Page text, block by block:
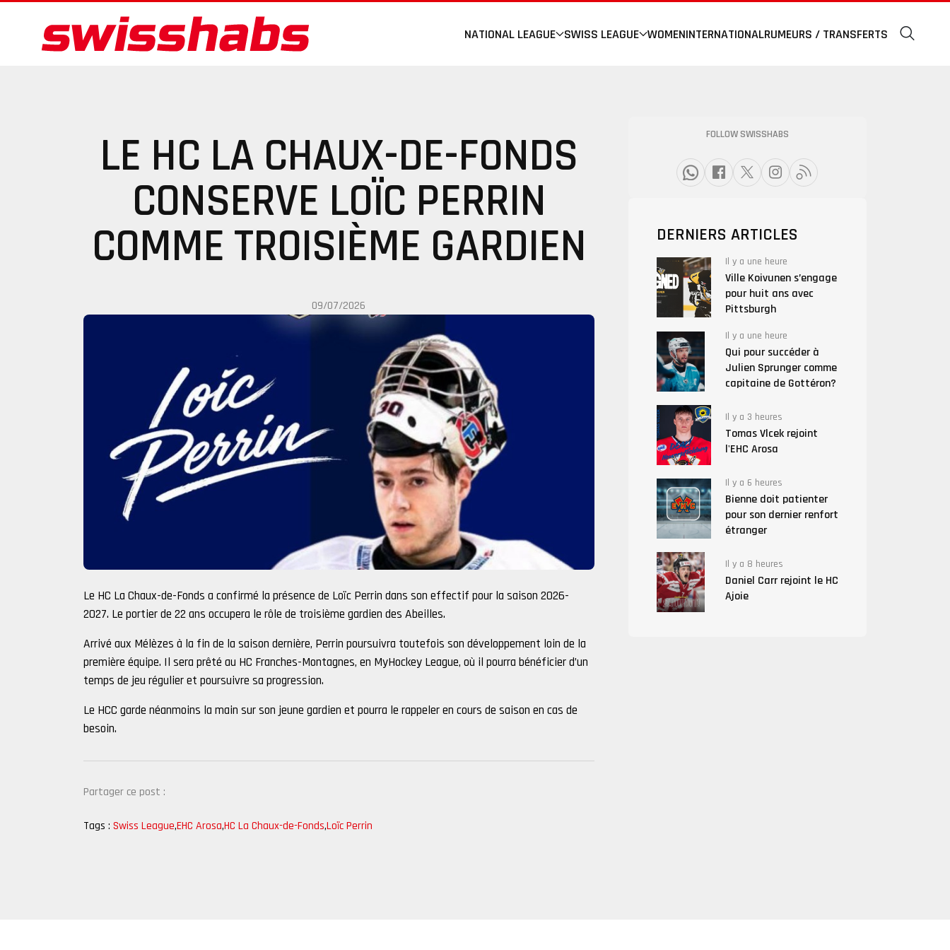
NATIONAL LEAGUE SWISS LEAGUE WOMENINTERNATIONALRUMEURS / TRANSFERTS
LE HC LA CHAUX-DE-FONDS
CONSERVE LOÏC PERRIN
COMME TROISIÈME GARDIEN
09/07/2026
Le HC La Chaux-de-Fonds a confirmé la présence de Loïc Perrin dans son effectif pour la saison 2026-
2027. Le portier de 22 ans occupera le rôle de troisième gardien des Abeilles.
Arrivé aux Mélèzes à la fin de la saison dernière, Perrin poursuivra toutefois son développement loin de la
première équipe. Il sera prêté au HC Franches-Montagnes, en MyHockey League, où il pourra bénéficier d’un
temps de jeu régulier et poursuivre sa progression.
Le HCC garde néanmoins la main sur son jeune gardien et pourra le rappeler en cours de saison en cas de
besoin.
Partager ce post :
Tags : Swiss League,EHC Arosa,HC La Chaux-de-Fonds,Loïc Perrin
FOLLOW SWISSHABS
DERNIERS ARTICLES
Il y a une heure
Ville Koivunen s’engage
pour huit ans avec
Pittsburgh
Il y a une heure
Qui pour succéder à
Julien Sprunger comme
capitaine de Gottéron?
Il y a 3 heures
Tomas Vlcek rejoint
l'EHC Arosa
Il y a 6 heures
Bienne doit patienter
pour son dernier renfort
étranger
Il y a 8 heures
Daniel Carr rejoint le HC
Ajoie